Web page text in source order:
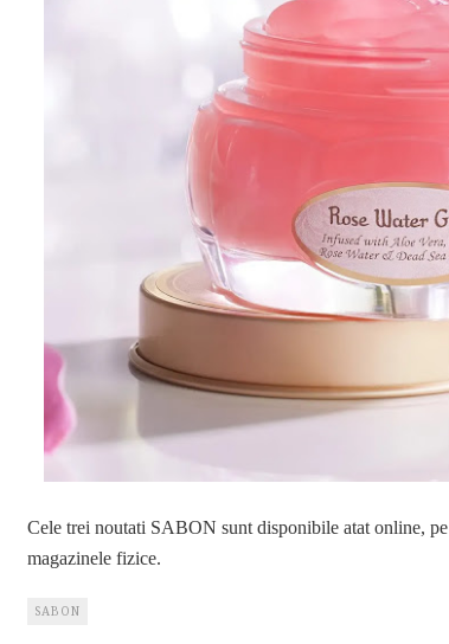
Cele trei noutati SABON sunt disponibile atat online, pe
magazinele fizice.
SABON